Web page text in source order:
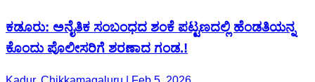
ಕಡೂರು: ಅನೈತಿಕ ಸಂಬಂಧದ ಶಂಕೆ ಪಟ್ಟಣದಲ್ಲಿ ಹೆಂಡತಿಯನ್ನ
ಕೊಂದು ಪೊಲೀಸರಿಗೆ ಶರಣಾದ ಗಂಡ.!